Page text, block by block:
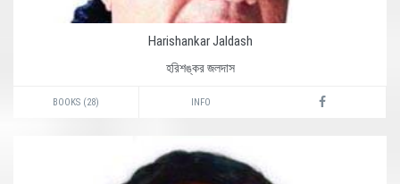
Harishankar Jaldash
হরিশঙ্কর জলদাস
BOOKS (28) INFO